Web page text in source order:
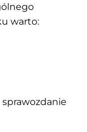
warto: